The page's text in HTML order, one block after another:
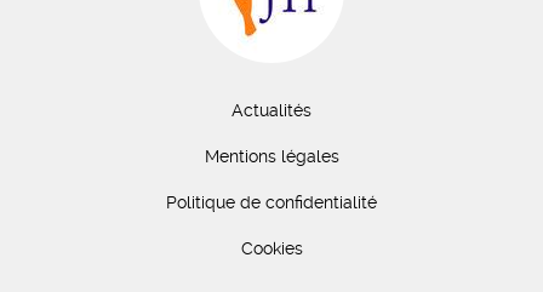
Actualités
Mentions légales
Politique de confidentialité
Cookies